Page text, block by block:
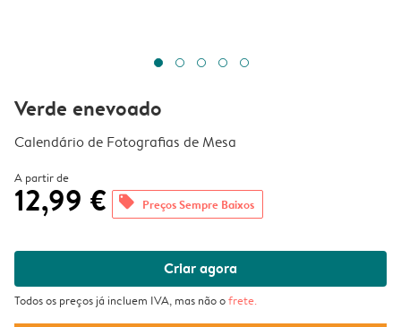
Verde enevoado
Calendário de Fotografias de Mesa
A partir de
12,99 € offers Preços Sempre Baixos
Criar agora
Todos os preços já incluem IVA, mas não ofrete.